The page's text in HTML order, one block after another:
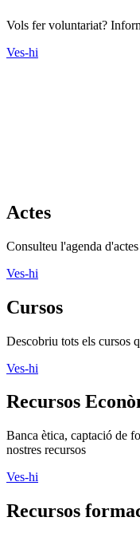
Vols fer voluntariat?
Ves-hi
Actes
Consulteu l'agenda
Ves-hi
Cursos
Descobriu tots els cursos
Ves-hi
Recursos
Banca ètica, captació de
nostres recursos
Ves-hi
Recursos